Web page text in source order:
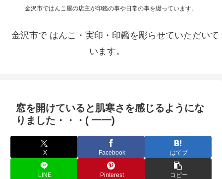
金沢市ではんこ屋の店主が印鑑の事や日常の事を綴っています。
金沢市で はんこ・実印・印鑑を彫らせていただいて
います。
窓を開けていると肌寒さを感じるようにな
りました・・・( 一一)
X Facebook はてブ
LINE Pinterest コピー